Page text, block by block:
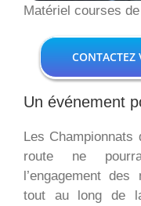
Matériel courses
CONTACTEZ
Un événement
Les Championnats
route ne
l’engagement
tout au long de